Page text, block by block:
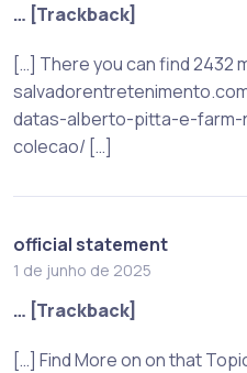
… [Trackback]
[…] There you can find 2432
datas-alberto-pitta-e-
colecao/ […]
official statement
1 de junho de 2025
… [Trackback]
[…] Find More on on that